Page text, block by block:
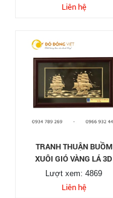
Liên hệ
TRANH THUẬN BUỒM
XUÔI GIÓ VÀNG LÁ 3D
Lượt xem: 4869
Liên hệ